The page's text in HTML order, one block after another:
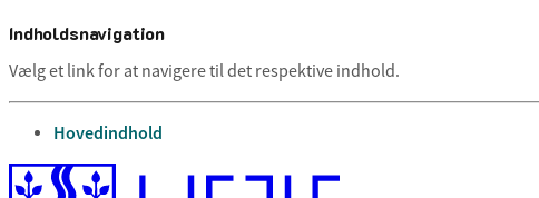
Indholdsnavigation
Vælg et link for at navigere til det respektive indhold.
gå til
Hovedindhold